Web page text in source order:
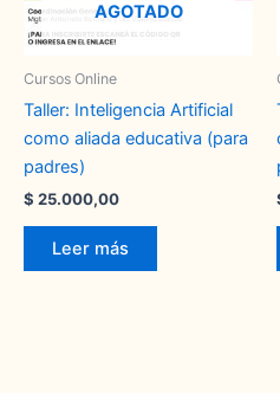
AGOTADO
Cursos Online
Taller: Inteligencia Artificial
como aliada educativa (para
padres)
$ 25.000,00
Leer más